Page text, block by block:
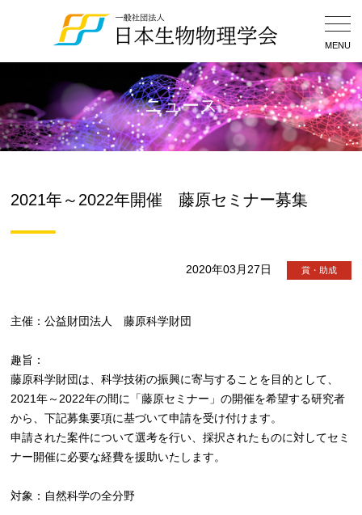
MENU
ニュース
2021年～2022年開催 藤原セミナー募集
2020年03月27日 賞・助成
主催：公益財団法人 藤原科学財団
趣旨：
藤原科学財団は、科学技術の振興に寄与することを目的として、
2021年～2022年の間に「藤原セミナー」の開催を希望する研究者
から、下記募集要項に基づいて申請を受け付けます。
申請された案件について選考を行い、採択されたものに対してセミ
ナー開催に必要な経費を援助いたします。
対象：自然科学の全分野